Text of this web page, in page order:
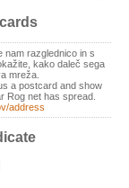
nam razglednico in s
kako daleč sega
mreža.
a postcard and show
Rog net has spread.
address